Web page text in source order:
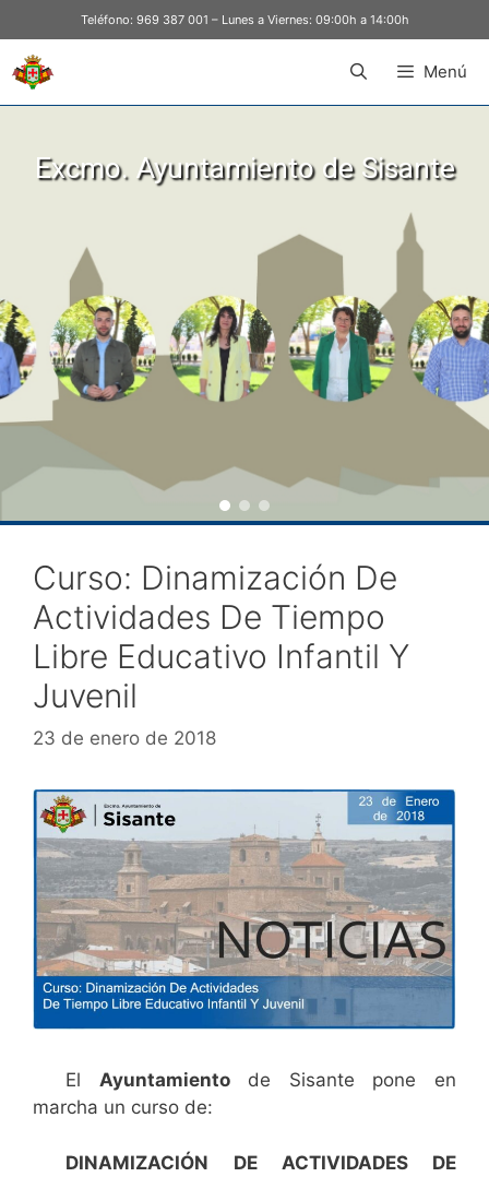
Teléfono: 969 387 001 – Lunes a Viernes: 09:00h a 14:00h
Menú
Excmo. Ayuntamiento de Sisante
Curso: Dinamización De
Actividades De Tiempo
Libre Educativo Infantil Y
Juvenil
23 de enero de 2018
El Ayuntamientode Sisante pone en
marcha un curso de:
DINAMIZACIÓN
DE ACTIVIDADES DE